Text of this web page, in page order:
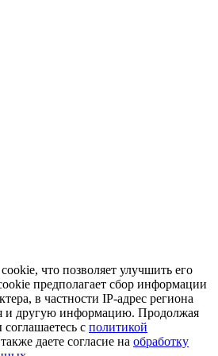
что позволяет улучшить его
предполагает сбор информации
в частности IP-адрес региона
и другую информацию. Продолжая
с политикой
даете согласие на обработку